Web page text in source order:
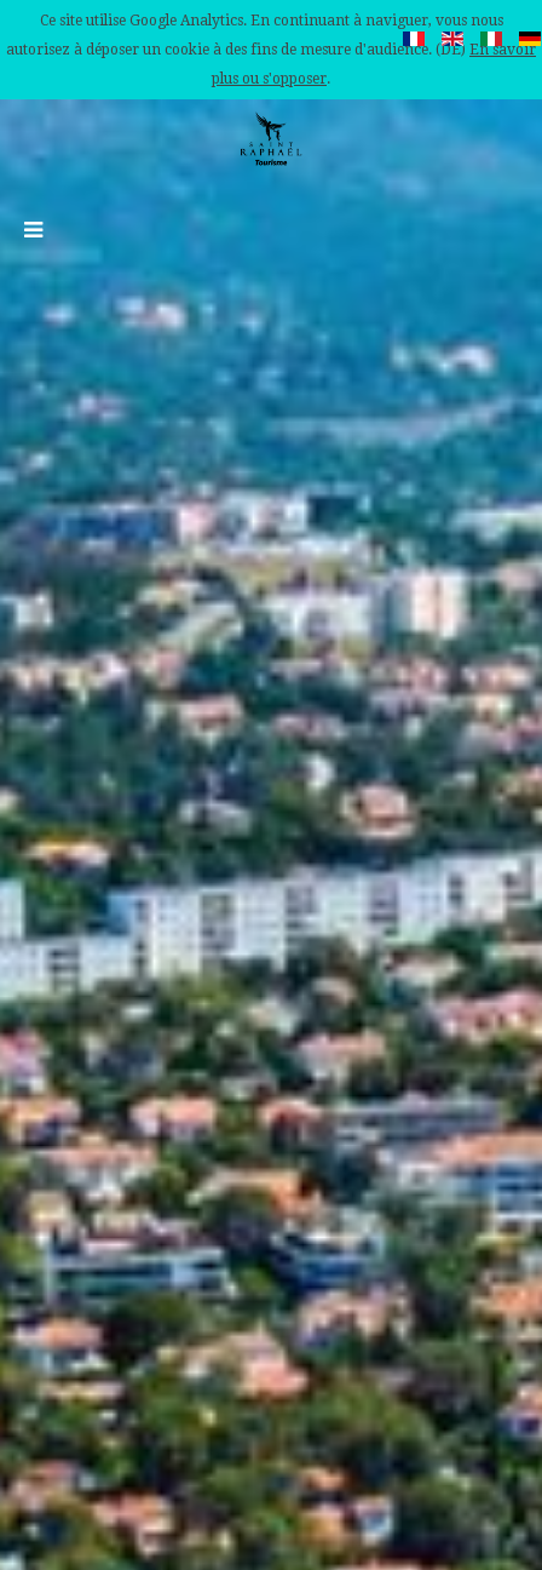
Ce site utilise Google Analytics. En continuant à naviguer, vous nous
autorisez à déposer un cookie à des fins de mesure d'audience. (DE) En savoir
plus ou s'opposer.